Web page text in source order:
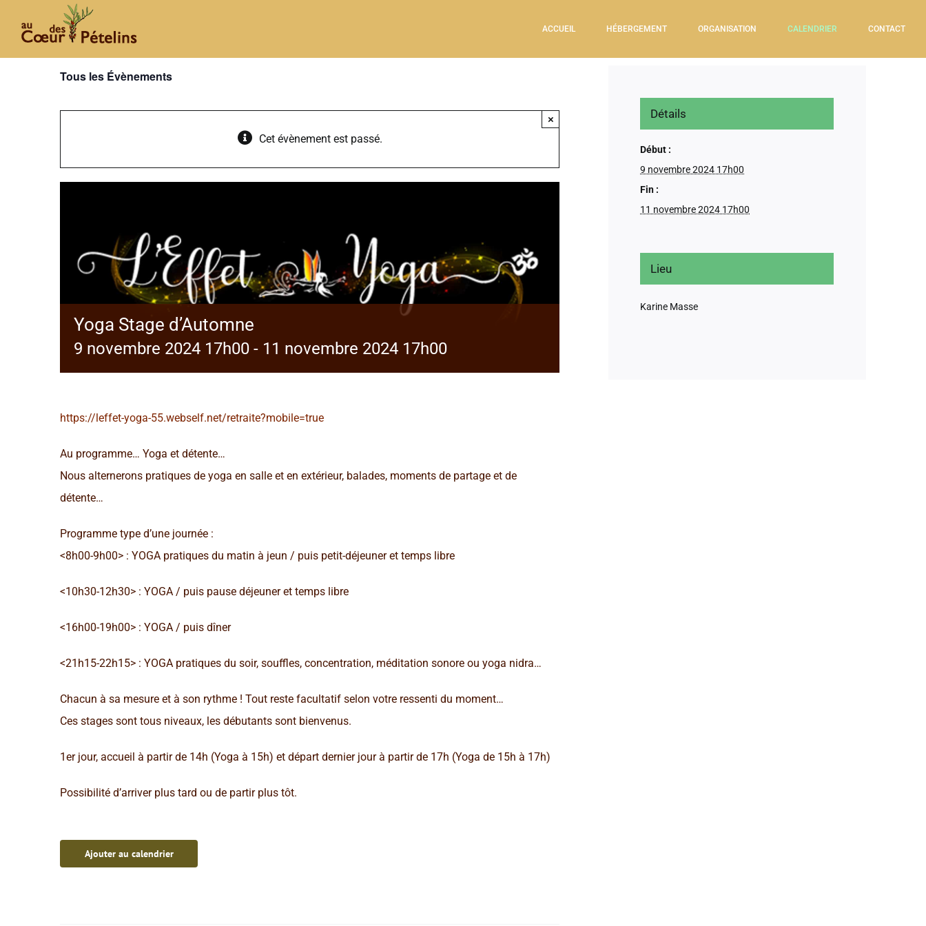
ACCUEIL HÉBERGEMENT ORGANISATION CALENDRIER CONTACT
Tous les Évènements
Cet évènement est passé.
×
Yoga Stage d’Automne
9 novembre 2024 17h00 - 11 novembre 2024 17h00
https://leffet-yoga-55.webself.net/retraite?mobile=true
Au programme… Yoga et détente…
Nous alternerons pratiques de yoga en salle et en extérieur, balades, moments de partage et de
détente…
Programme type d’une journée :
<8h00-9h00> : YOGA pratiques du matin à jeun / puis petit-déjeuner et temps libre
<10h30-12h30> : YOGA / puis pause déjeuner et temps libre
<16h00-19h00> : YOGA / puis dîner
<21h15-22h15> : YOGA pratiques du soir, souffles, concentration, méditation sonore ou yoga nidra…
Chacun à sa mesure et à son rythme ! Tout reste facultatif selon votre ressenti du moment…
Ces stages sont tous niveaux, les débutants sont bienvenus.
1er jour, accueil à partir de 14h (Yoga à 15h) et départ dernier jour à partir de 17h (Yoga de 15h à 17h)
Possibilité d’arriver plus tard ou de partir plus tôt.
Ajouter au calendrier
Détails
Début :
9 novembre 2024 17h00
Fin :
11 novembre 2024 17h00
Lieu
Karine Masse